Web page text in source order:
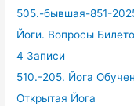
505.-бывшая-851-
Йоги. Вопросы
4 Записи
510.-205. Йога
Открытая Йога